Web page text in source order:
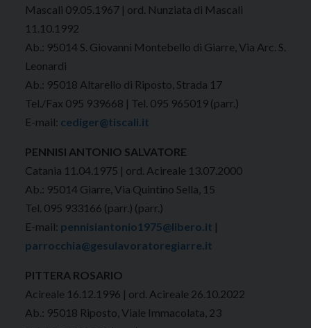
Mascali 09.05.1967 | ord. Nunziata di Mascali
11.10.1992
Ab.: 95014 S. Giovanni Montebello di Giarre, Via Arc. S.
Leonardi
Ab.: 95018 Altarello di Riposto, Strada 17
Tel./Fax 095 939668 | Tel. 095 965019 (parr.)
E-mail: cediger@tiscali.it
PENNISI ANTONIO SALVATORE
Catania 11.04.1975 | ord. Acireale 13.07.2000
Ab.: 95014 Giarre, Via Quintino Sella, 15
Tel. 095 933166 (parr.) (parr.)
E-mail: pennisiantonio1975@libero.it |
parrocchia@gesulavoratoregiarre.it
PITTERA ROSARIO
Acireale 16.12.1996 | ord. Acireale 26.10.2022
Ab.: 95018 Riposto, Viale Immacolata, 23